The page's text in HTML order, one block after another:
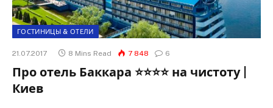
ГОСТИНИЦЫ & ОТЕЛИ
21.07.2017 8 Mins Read 7 848 6
Про отель Баккара ⭐⭐⭐⭐ на чистоту |
Киев